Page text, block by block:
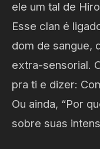
ele um tal de
Esse clan é
dom de sangue,
extra-sensorial.
pra ti e dizer:
Ou ainda, “Por
sobre suas